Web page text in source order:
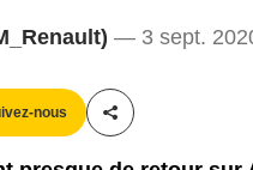
— 3 sept.
nous
Partager cet